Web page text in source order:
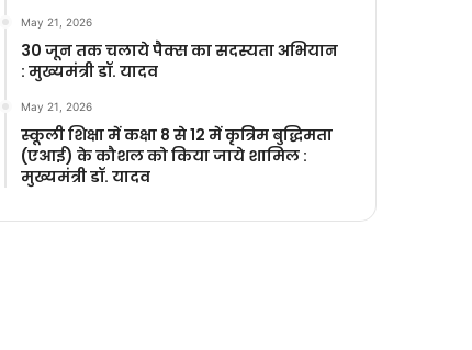
May 21, 2026
30 जून तक चलाये पैक्स का सदस्यता अभियान
: मुख्यमंत्री डॉ. यादव
May 21, 2026
स्कूली शिक्षा में कक्षा 8 से 12 में कृ‍त्रिम बुद्धिमता
(एआई) के कौशल को किया जाये शामिल :
मुख्यमंत्री डॉ. यादव